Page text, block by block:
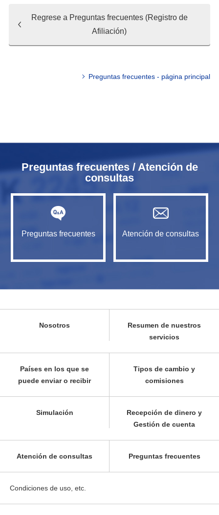
Regrese a Preguntas frecuentes (Registro de
Afiliación)
Preguntas frecuentes - página principal
Preguntas frecuentes / Atención de
consultas
Preguntas frecuentes Atención de consultas
Nosotros
Resumen de nuestros
servicios
Países en los que se
puede enviar o recibir
Tipos de cambio y
comisiones
Simulación
Recepción de dinero y
Gestión de cuenta
Atención de consultas Preguntas frecuentes
Condiciones de uso, etc.